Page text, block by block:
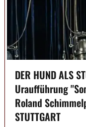
DER HUND ALS
Uraufführung
Roland
STUTTGART